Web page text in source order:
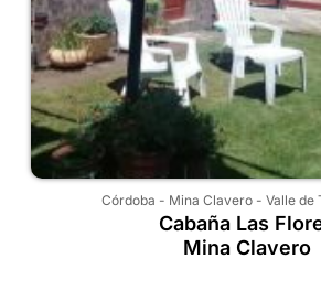
Córdoba - Mina Clavero - Valle de
Cabaña Las
Mina Clavero